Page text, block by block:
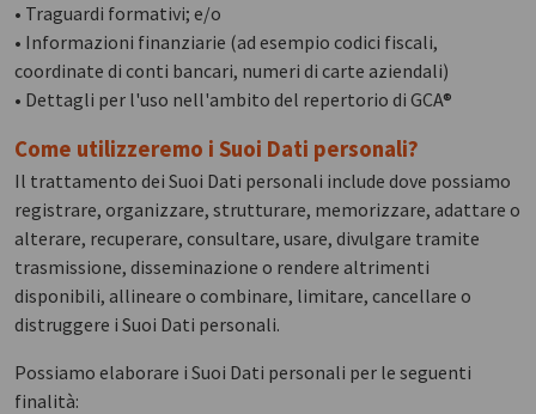
• Traguardi formativi; e/o
• Informazioni finanziarie (ad esempio codici fiscali,
coordinate di conti bancari, numeri di carte aziendali)
• Dettagli per l'uso nell'ambito del repertorio di GCA®
Come utilizzeremo i Suoi Dati personali?
Il trattamento dei Suoi Dati personali include dove possiamo
registrare, organizzare, strutturare, memorizzare, adattare o
alterare, recuperare, consultare, usare, divulgare tramite
trasmissione, disseminazione o rendere altrimenti
disponibili, allineare o combinare, limitare, cancellare o
distruggere i Suoi Dati personali.
Possiamo elaborare i Suoi Dati personali per le seguenti
finalità: